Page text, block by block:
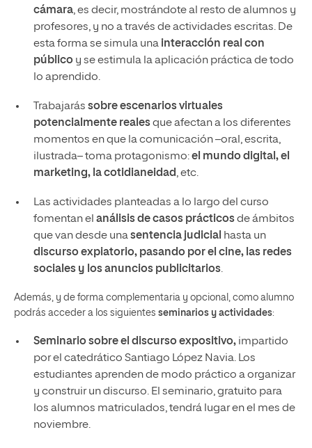
cámara, es decir, mostrándote al resto de alumnos y
profesores, y no a través de actividades escritas. De
esta forma se simula una interacción real con
públicoy se estimula la aplicación práctica de todo
lo aprendido.
Trabajarás sobre escenarios virtuales
potencialmente realesque afectan a los diferentes
momentos en que la comunicación –oral, escrita,
ilustrada– toma protagonismo:el mundo digital, el
marketing, la cotidianeidad, etc.
Las actividades planteadas a lo largo del curso
fomentan el análisis de casos prácticosde ámbitos
que van desde unasentencia judicial hasta un
discurso expiatorio, pasando por el cine, las redes
sociales y los anuncios publicitarios.
Además, y de forma complementaria y opcional, como alumno
podrás acceder a los siguientes seminarios y actividades:
Seminario sobre el discurso expositivo,impartido
por el catedrático Santiago López Navia. Los
estudiantes aprenden de modo práctico a organizar
y construir un discurso. El seminario, gratuito para
los alumnos matriculados, tendrá lugar en el mes de
noviembre.